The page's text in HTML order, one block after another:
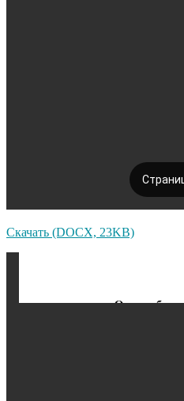
Скачать (DOCX, 23KB)